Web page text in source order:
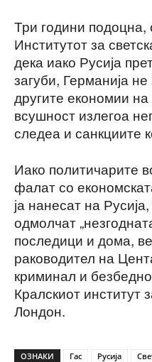
Три години подоцна,
Институтот за
дека иако Русија
загуби, Германија
другите економии
всушност излегоа
следеа и санкциите
Иако политичарите
фалат со
ја нанесат на
одмолчат
последици и дома,
раководител на
криминал и
Кралскиот институт
Лондон.
ОЗНАКИ Гас Русија